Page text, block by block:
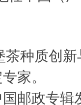
茶种质创
家。
邮政专辑